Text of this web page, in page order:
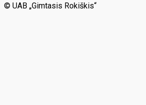
© UAB „Gimtasis Rokiškis“